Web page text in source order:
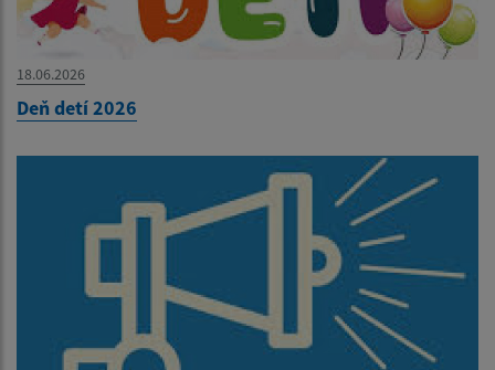
18.06.2026
Deň detí 2026